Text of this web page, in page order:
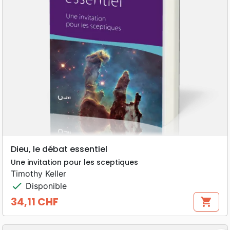
Dieu, le débat essentiel
Une invitation pour les sceptiques
Timothy Keller
check Disponible
Prix
34,11 CHF shopping_cart